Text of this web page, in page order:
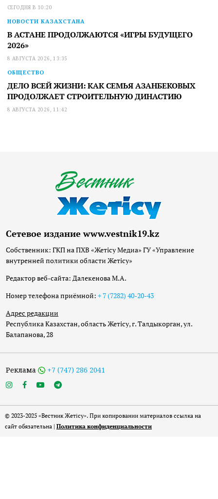
СЕГОДНЯ В 10:20
НОВОСТИ КАЗАХСТАНА
В АСТАНЕ ПРОДОЛЖАЮТСЯ «ИГРЫ БУДУЩЕГО
2026»
8 АВГУСТА 2026, 13:35
ОБЩЕСТВО
ДЕЛО ВСЕЙ ЖИЗНИ: КАК СЕМЬЯ АЗАНБЕКОВЫХ
ПРОДОЛЖАЕТ СТРОИТЕЛЬНУЮ ДИНАСТИЮ
8 АВГУСТА 2026, 11:42
Сетевое издание www.vestnik19.kz
Собственник: ГКП на ПХВ «Жетісу Медиа» ГУ «Управление
внутренней политики области Жетісу»
Редактор веб-сайта: Далекенова М.А.
Номер телефона приёмной: + 7 (7282) 40-20-43
Адрес редакции
Республика Казахстан, область Жетісу, г. Талдыкорган, ул.
Балапанова, 28
Реклама +7 (747) 286 2041
© 2023-2025 «Вестник Жетісу». При копировании материалов ссылка на
сайт обязательна | Политика конфиденциальности